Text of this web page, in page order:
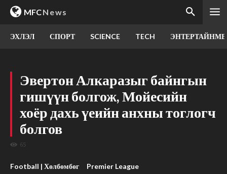
MFCNews
ЭХЛЭЛ СПОРТ SCIENCE TECH
Эвертон Алкаразыг байнгын
гишүүн болгож, Мойесийн
хоёр дахь үеийн анхны тоглогч
болгов
65
Football | Хөлбөмбөг Premier League